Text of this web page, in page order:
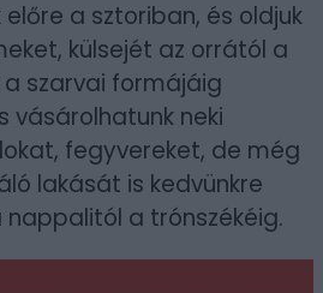
a sztoriban, és oldjuk
külsejét az orrától a
szarvai formájáig
vásárolhatunk neki
fegyvereket, de még
lakását is kedvünkre
a trónszékéig.